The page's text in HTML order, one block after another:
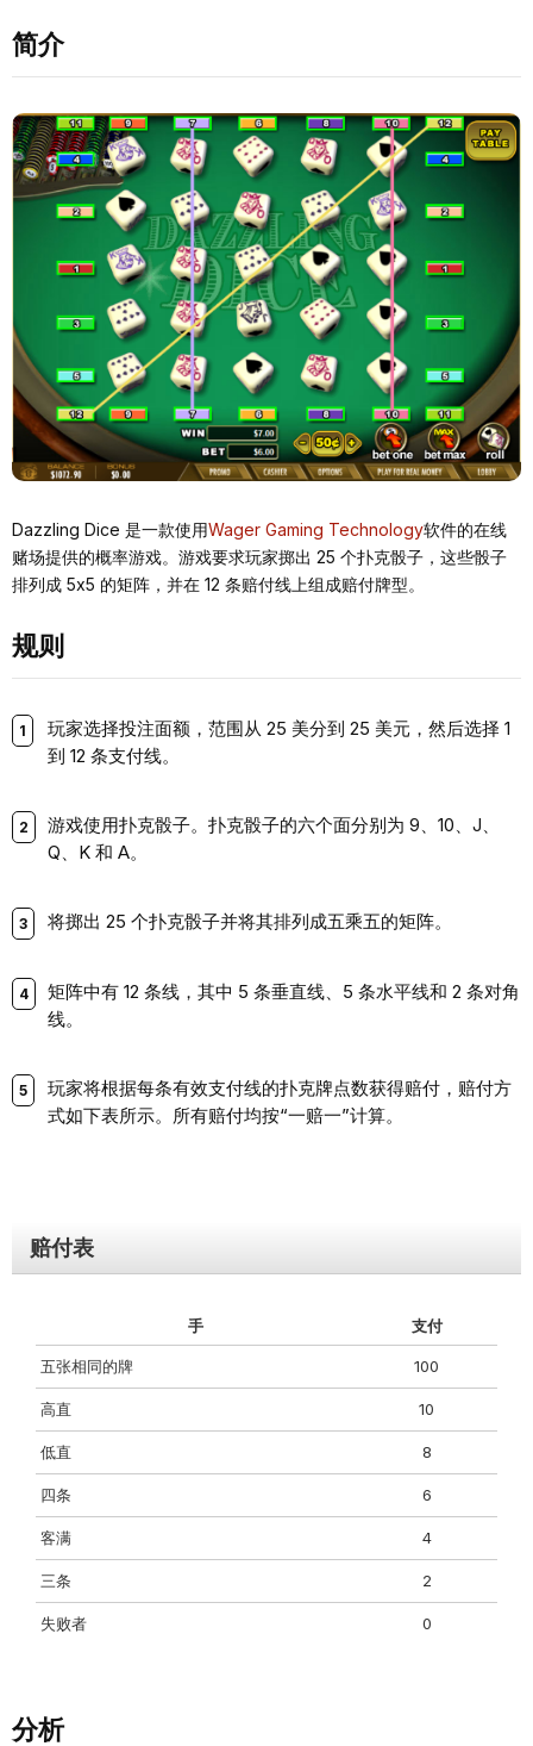
简介
Dazzling Dice 是一款使用Wager Gaming Technology软件的在线
赌场提供的概率游戏。游戏要求玩家掷出 25 个扑克骰子，这些骰子
排列成 5x5 的矩阵，并在 12 条赔付线上组成赔付牌型。
规则
玩家选择投注面额，范围从 25 美分到 25 美元，然后选择 1
到 12 条支付线。
游戏使用扑克骰子。扑克骰子的六个面分别为 9、10、J、
Q、K 和 A。
将掷出 25 个扑克骰子并将其排列成五乘五的矩阵。
矩阵中有 12 条线，其中 5 条垂直线、5 条水平线和 2 条对角
线。
玩家将根据每条有效支付线的扑克牌点数获得赔付，赔付方
式如下表所示。所有赔付均按“一赔一”计算。
赔付表
手 支付
五张相同的牌 100
高直 10
低直 8
四条 6
客满 4
三条 2
失败者 0
分析